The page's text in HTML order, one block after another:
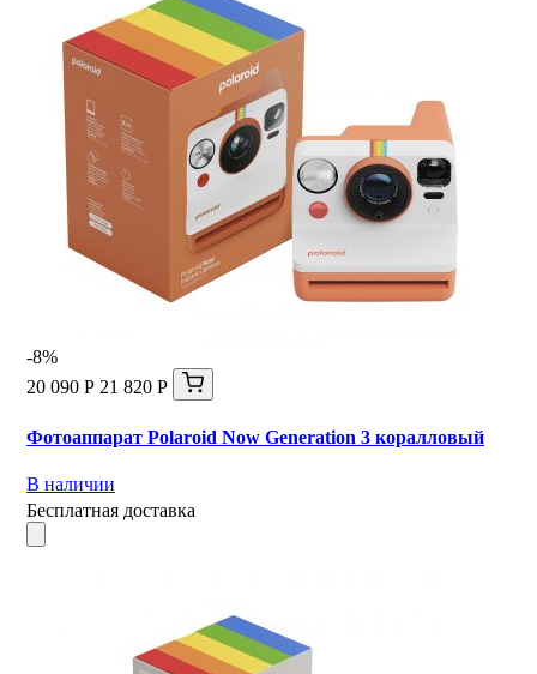
-8%
20 090 Р 21 820 Р
Фотоаппарат Polaroid Now Generation 3 коралловый
В наличии
Бесплатная доставка